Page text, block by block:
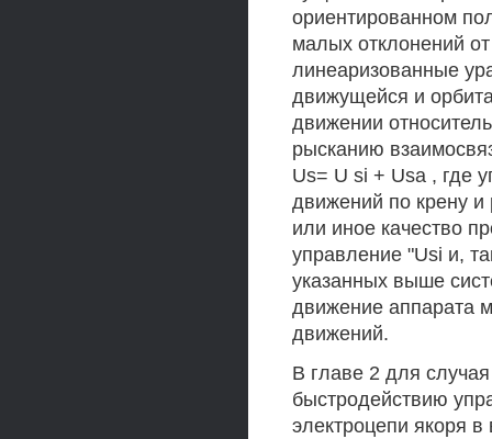
ориентированном
малых отклонений
линеаризованные
движущейся и
движении
рысканию
Us= U si + Usa , где
движений по крену и
или иное качество
управление "Usi и,
указанных выше
движение аппарата
движений.
В главе 2 для
быстродействию
электроцепи якоря